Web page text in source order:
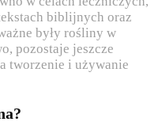
biblijnych oraz
były rośliny w
pozostaje jeszcze
tworzenie i używanie